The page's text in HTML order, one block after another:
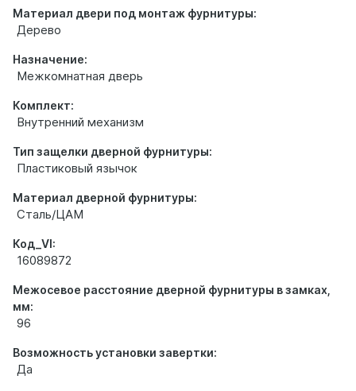
Материал двери под монтаж фурнитуры:
Дерево
Назначение:
Межкомнатная дверь
Комплект:
Внутренний механизм
Тип защелки дверной фурнитуры:
Пластиковый язычок
Материал дверной фурнитуры:
Сталь/ЦАМ
Код_VI:
16089872
Межосевое расстояние дверной фурнитуры в замках,
мм:
96
Возможность установки завертки:
Да